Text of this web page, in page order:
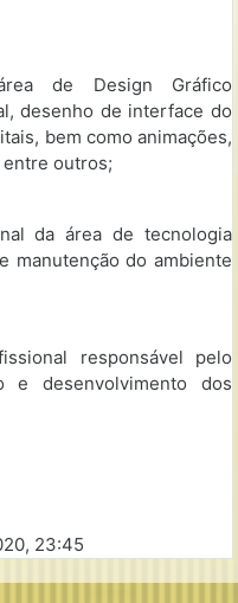
de Design Gráfico
desenho de interface do
bem como animações,
outros;
da área de tecnologia
manutenção do ambiente
responsável pelo
e desenvolvimento dos
23:45